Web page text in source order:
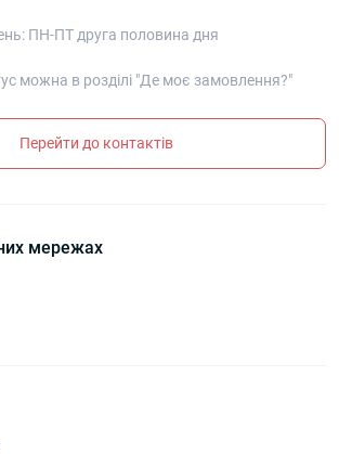
ПН-ПТ друга половина дня
можна в розділі "Де моє замовлення?"
Перейти до контактів
мережах